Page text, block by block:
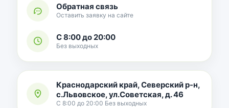
Обратная связь
Оставить заявку на сайте
С 8:00 до 20:00
Без выходных
Краснодарский край, Северский р-н,
с.Львовское, ул.Советская, д. 46
С 8:00 до 20:00 Без выходных